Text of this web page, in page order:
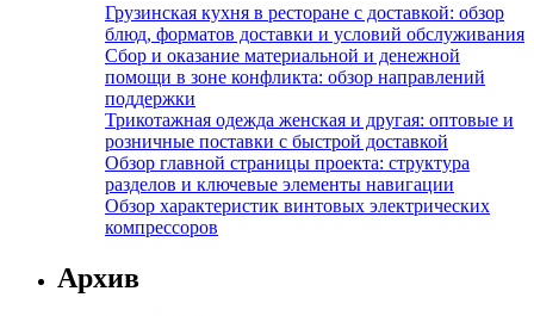
Грузинская кухня в ресторане с доставкой: обзор
блюд, форматов доставки и условий обслуживания
Сбор и оказание материальной и денежной
помощи в зоне конфликта: обзор направлений
поддержки
Трикотажная одежда женская и другая: оптовые и
розничные поставки с быстрой доставкой
Обзор главной страницы проекта: структура
разделов и ключевые элементы навигации
Обзор характеристик винтовых электрических
компрессоров
Архив